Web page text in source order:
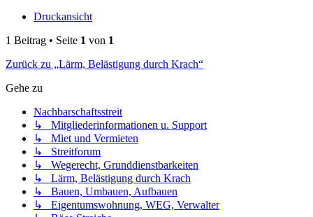
Druckansicht
1 Beitrag • Seite 1 von 1
Zurück zu „Lärm, Belästigung durch Krach“
Gehe zu
Nachbarschaftsstreit
↳ Mitgliederinformationen u. Support
↳ Miet und Vermieten
↳ Streitforum
↳ Wegerecht, Grunddienstbarkeiten
↳ Lärm, Belästigung durch Krach
↳ Bauen, Umbauen, Aufbauen
↳ Eigentumswohnung, WEG, Verwalter